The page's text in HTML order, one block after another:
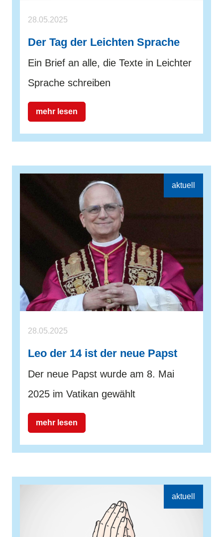
28.05.2025
Der Tag der Leichten Sprache
Ein Brief an alle, die Texte in Leichter
Sprache schreiben
mehr lesen
28.05.2025
Leo der 14 ist der neue Papst
Der neue Papst wurde am 8. Mai
2025 im Vatikan gewählt
mehr lesen